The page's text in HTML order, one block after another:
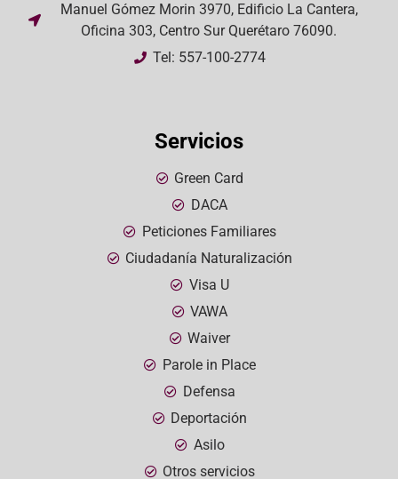
Manuel Gómez Morin 3970, Edificio La Cantera,
Oficina 303, Centro Sur Querétaro 76090.
Tel: 557-100-2774
Servicios
Green Card
DACA
Peticiones Familiares
Ciudadanía Naturalización
Visa U
VAWA
Waiver
Parole in Place
Defensa
Deportación
Asilo
Otros servicios